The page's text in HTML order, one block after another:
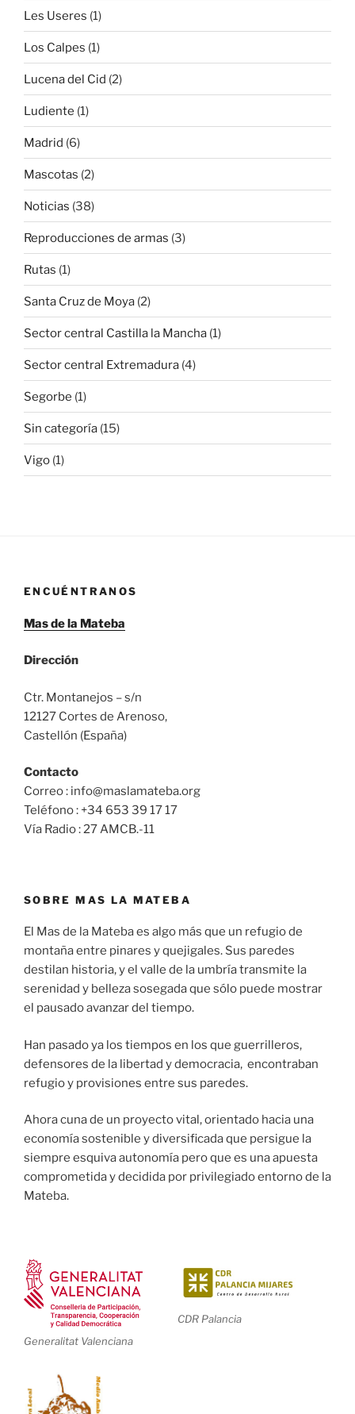
Les Useres (1)
Los Calpes (1)
Lucena del Cid (2)
Ludiente (1)
Madrid (6)
Mascotas (2)
Noticias (38)
Reproducciones de armas (3)
Rutas (1)
Santa Cruz de Moya (2)
Sector central Castilla la Mancha (1)
Sector central Extremadura (4)
Segorbe (1)
Sin categoría (15)
Vigo (1)
ENCUÉNTRANOS
Mas de la Mateba
Dirección
Ctr. Montanejos – s/n
12127 Cortes de Arenoso,
Castellón (España)
Contacto
Correo : info@maslamateba.org
Teléfono : +34 653 39 17 17
Vía Radio : 27 AMCB.-11
SOBRE MAS LA MATEBA
El Mas de la Mateba es algo más que un refugio de
montaña entre pinares y quejigales. Sus paredes
destilan historia, y el valle de la umbría transmite la
serenidad y belleza sosegada que sólo puede mostrar
el pausado avanzar del tiempo.
Han pasado ya los tiempos en los que guerrilleros,
defensores de la libertad y democracia, encontraban
refugio y provisiones entre sus paredes.
Ahora cuna de un proyecto vital, orientado hacia una
economía sostenible y diversificada que persigue la
siempre esquiva autonomía pero que es una apuesta
comprometida y decidida por privilegiado entorno de la
Mateba.
Generalitat Valenciana
CDR Palancia